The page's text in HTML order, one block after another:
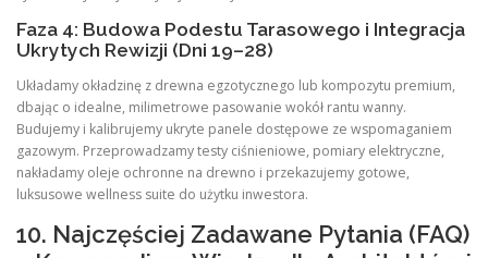
Faza 4: Budowa Podestu Tarasowego i Integracja
Ukrytych Rewizji (Dni 19–28)
Układamy okładzinę z drewna egzotycznego lub kompozytu premium,
dbając o idealne, milimetrowe pasowanie wokół rantu wanny.
Budujemy i kalibrujemy ukryte panele dostępowe ze wspomaganiem
gazowym. Przeprowadzamy testy ciśnieniowe, pomiary elektryczne,
nakładamy oleje ochronne na drewno i przekazujemy gotowe,
luksusowe wellness suite do użytku inwestora.
10. Najczęściej Zadawane Pytania (FAQ)